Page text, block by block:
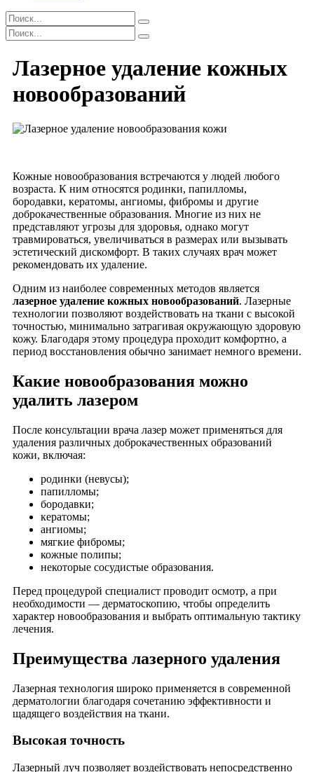
Лазерное удаление кожных
новообразований
Кожные новообразования встречаются у людей любого
возраста. К ним относятся родинки, папилломы,
бородавки, кератомы, ангиомы, фибромы и другие
доброкачественные образования. Многие из них не
представляют угрозы для здоровья, однако могут
травмироваться, увеличиваться в размерах или вызывать
эстетический дискомфорт. В таких случаях врач может
рекомендовать их удаление.
Одним из наиболее современных методов является
лазерное удаление кожных новообразований. Лазерные
технологии позволяют воздействовать на ткани с высокой
точностью, минимально затрагивая окружающую здоровую
кожу. Благодаря этому процедура проходит комфортно, а
период восстановления обычно занимает немного времени.
Какие новообразования можно
удалить лазером
После консультации врача лазер может применяться для
удаления различных доброкачественных образований
кожи, включая:
родинки (невусы);
папилломы;
бородавки;
кератомы;
ангиомы;
мягкие фибромы;
кожные полипы;
некоторые сосудистые образования.
Перед процедурой специалист проводит осмотр, а при
необходимости — дерматоскопию, чтобы определить
характер новообразования и выбрать оптимальную тактику
лечения.
Преимущества лазерного удаления
Лазерная технология широко применяется в современной
дерматологии благодаря сочетанию эффективности и
щадящего воздействия на ткани.
Высокая точность
Лазерный луч позволяет воздействовать непосредственно